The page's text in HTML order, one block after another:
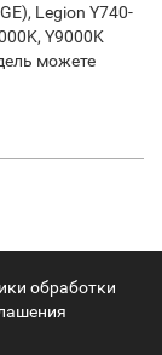
Legion Y740-
Y9000K
можете
обработки